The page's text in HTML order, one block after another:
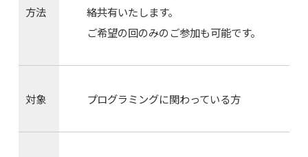
方法
絡共有いたします。
ご希望の回のみのご参加も可能です。
対象 プログラミングに関わっている方